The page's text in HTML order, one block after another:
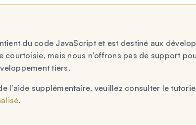
du code JavaScript et est destiné aux
courtoisie, mais nous n'offrons pas de support
tiers.
l'aide supplémentaire, veuillez consulter le
.